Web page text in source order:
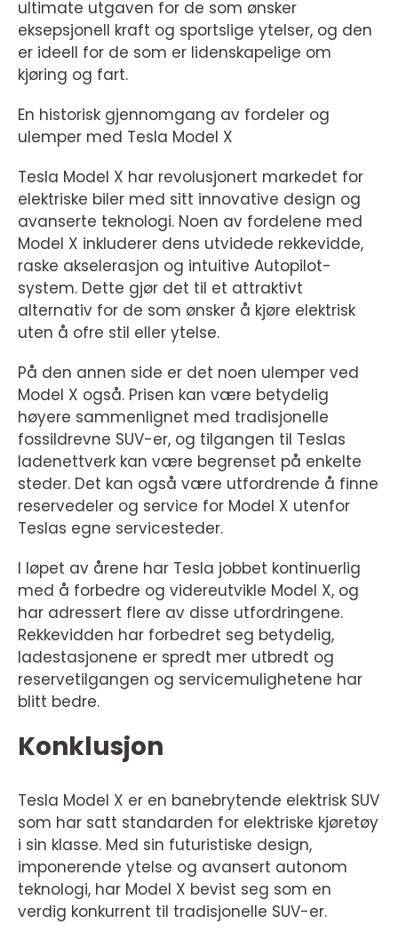
ultimate utgaven for de som ønsker
eksepsjonell kraft og sportslige ytelser, og den
er ideell for de som er lidenskapelige om
kjøring og fart.
En historisk gjennomgang av fordeler og
ulemper med Tesla Model X
Tesla Model X har revolusjonert markedet for
elektriske biler med sitt innovative design og
avanserte teknologi. Noen av fordelene med
Model X inkluderer dens utvidede rekkevidde,
raske akselerasjon og intuitive Autopilot-
system. Dette gjør det til et attraktivt
alternativ for de som ønsker å kjøre elektrisk
uten å ofre stil eller ytelse.
På den annen side er det noen ulemper ved
Model X også. Prisen kan være betydelig
høyere sammenlignet med tradisjonelle
fossildrevne SUV-er, og tilgangen til Teslas
ladenettverk kan være begrenset på enkelte
steder. Det kan også være utfordrende å finne
reservedeler og service for Model X utenfor
Teslas egne servicesteder.
I løpet av årene har Tesla jobbet kontinuerlig
med å forbedre og videreutvikle Model X, og
har adressert flere av disse utfordringene.
Rekkevidden har forbedret seg betydelig,
ladestasjonene er spredt mer utbredt og
reservetilgangen og servicemulighetene har
blitt bedre.
Konklusjon
Tesla Model X er en banebrytende elektrisk SUV
som har satt standarden for elektriske kjøretøy
i sin klasse. Med sin futuristiske design,
imponerende ytelse og avansert autonom
teknologi, har Model X bevist seg som en
verdig konkurrent til tradisjonelle SUV-er.